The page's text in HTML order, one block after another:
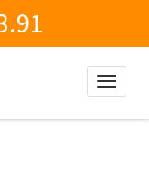
Toggle